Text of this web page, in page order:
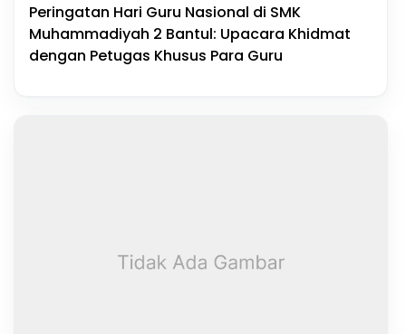
Peringatan Hari Guru Nasional di SMK
Muhammadiyah 2 Bantul: Upacara Khidmat
dengan Petugas Khusus Para Guru